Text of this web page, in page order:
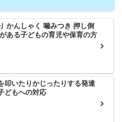
かんしゃく 噛みつき 押し倒
ある子どもの育児や保育の方
叩いたりかじったりする発達
どもへの対応